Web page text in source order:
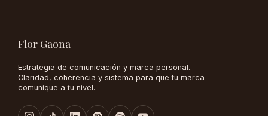
Flor Gaona
Estrategia de comunicación y marca personal.
Claridad, coherencia y sistema para que tu marca
comunique a tu nivel.